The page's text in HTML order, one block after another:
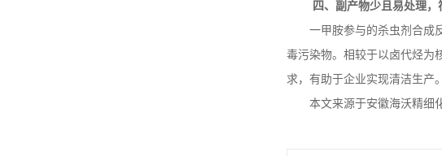
四、副产物少且易处理
一甲胺参与的杀虫剂合成
毒污染物。相较于以卤代烃为
求，有助于企业实现清洁生产。
本文来源于安徽海沃精细